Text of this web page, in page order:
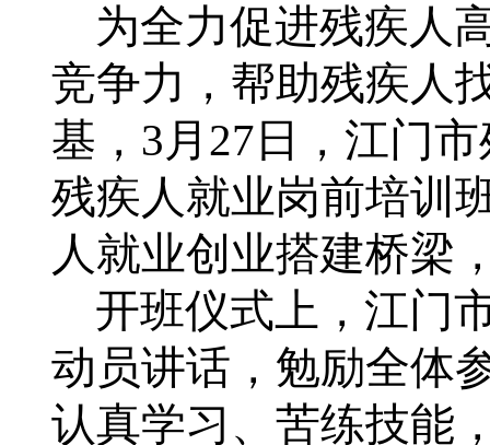
为全力促进残疾人
竞争力，帮助残疾人
基， 3月 27 日，江门
残疾人就业岗前培训
人就业创业搭建桥梁
开班仪式上，江门
动员讲话，勉励全体
认真学习、苦练技能